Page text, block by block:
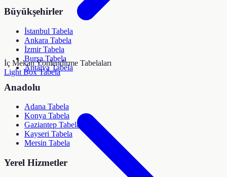
Büyükşehirler
İstanbul Tabela
Ankara Tabela
İzmir Tabela
Bursa Tabela
Antalya Tabela
Anadolu
Adana Tabela
Konya Tabela
Gaziantep Tabela
Kayseri Tabela
Mersin Tabela
Yerel Hizmetler
İç Mekan Yönlendirme Tabelaları
Light Box Tabela